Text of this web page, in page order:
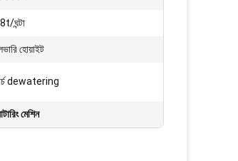
ঘন্টা
হোয়াইট
dewatering
মেশিন